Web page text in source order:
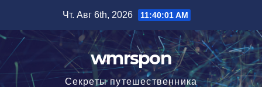
содержимому
Чт. Авг 6th, 2026 11:40:02 AM
wmrspon
Секреты путешественника